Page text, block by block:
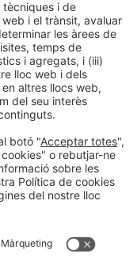
Accés lliure